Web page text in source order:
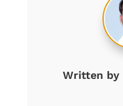
Written by